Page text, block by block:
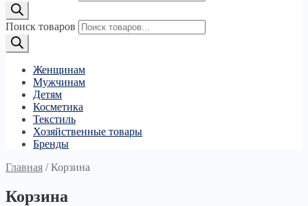
Поиск товаров
Женщинам
Мужчинам
Детям
Косметика
Текстиль
Хозяйственные товары
Бренды
Главная /Корзина
Корзина